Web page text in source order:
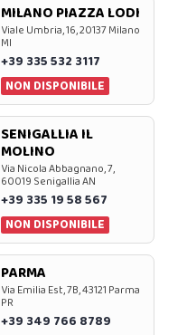
MILANO PIAZZA LODI
Viale Umbria, 16, 20137 Milano
MI
+39 335 532 3117
NON DISPONIBILE
SENIGALLIA IL
MOLINO
Via Nicola Abbagnano, 7,
60019 Senigallia AN
+39 335 19 58 567
NON DISPONIBILE
PARMA
Via Emilia Est, 7B, 43121 Parma
PR
+39 349 766 8789